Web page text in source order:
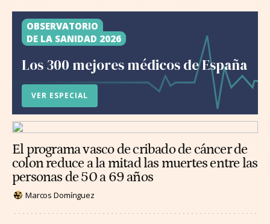
OBSERVATORIO
DE LA SANIDAD 2026
Los 300 mejores médicos de España
VER ESPECIAL
El programa vasco de cribado de cáncer de
colon reduce a la mitad las muertes entre las
personas de 50 a 69 años
Marcos Domínguez